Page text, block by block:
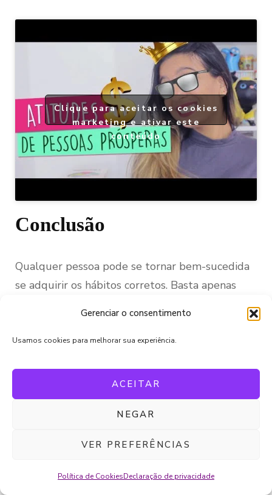
Gerenciar o consentimento
Usamos cookies para melhorar sua experiência.
ACEITAR
NEGAR
VER PREFERÊNCIAS
Política de CookiesDeclaração de privacidade
Clique para aceitar os cookies
marketing e ativar este
conteúdo
Conclusão
Qualquer pessoa pode se tornar bem-sucedida
se adquirir os hábitos corretos. Basta apenas
! Novas crenças e hábitos